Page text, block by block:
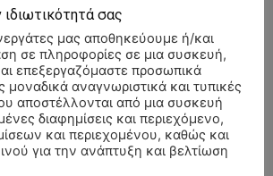
σας
μας αποθηκεύουμε ή/και
σε πληροφορίες σε μια συσκευή,
επεξεργαζόμαστε προσωπικά
αναγνωριστικά και τυπικές
αποστέλλονται από μια συσκευή
διαφημίσεις και περιεχόμενο,
και περιεχομένου, καθώς και
για την ανάπτυξη και βελτίωση